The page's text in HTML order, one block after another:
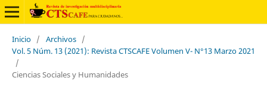
Inicio / Archivos /
Vol. 5 Núm. 13 (2021): Revista CTSCAFE Volumen V- N°13 Marzo 2021
/
Ciencias Sociales y Humanidades